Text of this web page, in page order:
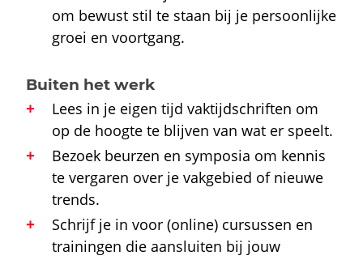
om bewust stil te staan bij je persoonlijke
groei en voortgang.
Buiten het werk
Lees in je eigen tijd vaktijdschriften om
op de hoogte te blijven van wat er speelt.
Bezoek beurzen en symposia om kennis
te vergaren over je vakgebied of nieuwe
trends.
Schrijf je in voor (online) cursussen en
trainingen die aansluiten bij jouw